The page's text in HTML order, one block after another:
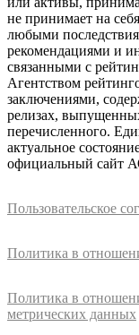
не принимает на
любыми
рекомендациями и
связанными с
Агентством
заключениями,
релизах,
перечисленного.
актуальное
официальный сайт
Пользовательское
Политика в
Политика в
метрических данных